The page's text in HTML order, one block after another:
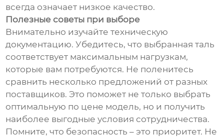
всегда означает низкое качество.
Полезные советы при выборе
Внимательно изучайте техническую
документацию. Убедитесь, что выбранная таль
соответствует максимальным нагрузкам,
которые вам потребуются. Не поленитесь
сравнить несколько предложений от разных
поставщиков. Это поможет не только выбрать
оптимальную по цене модель, но и получить
наиболее выгодные условия сотрудничества.
Помните, что безопасность – это приоритет. Не